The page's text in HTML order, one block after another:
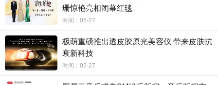
珊惊艳亮相闭幕红毯
时间：05-27
极萌重磅推出透皮胶原光美容仪 带来皮肤抗
衰新科技
时间：05-27